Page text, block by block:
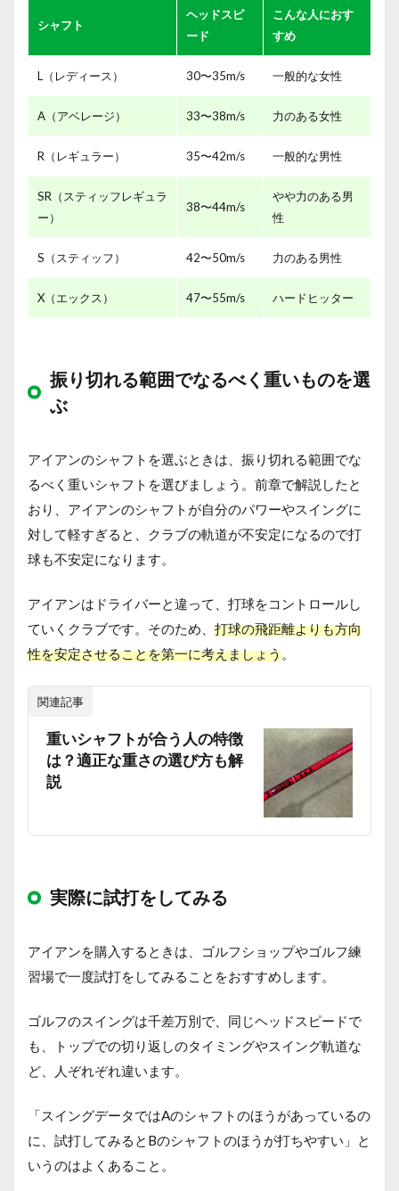
シャフト
ヘッドスピ
ード
こんな人におす
すめ
L（レディース） 30〜35m/s 一般的な女性
A（アベレージ） 33〜38m/s 力のある女性
R（レギュラー） 35〜42m/s 一般的な男性
SR（スティッフレギュラ
ー）
38〜44m/s
やや力のある男
性
S（スティッフ） 42〜50m/s 力のある男性
X（エックス） 47〜55m/s ハードヒッター
振り切れる範囲でなるべく重いものを選
ぶ
アイアンのシャフトを選ぶときは、振り切れる範囲でな
るべく重いシャフトを選びましょう。前章で解説したと
おり、アイアンのシャフトが自分のパワーやスイングに
対して軽すぎると、クラブの軌道が不安定になるので打
球も不安定になります。
アイアンはドライバーと違って、打球をコントロールし
ていくクラブです。そのため、 打球の飛距離よりも方向
性を安定させることを第一に考えましょう。
関連記事
重いシャフトが合う人の特徴
は？適正な重さの選び方も解
説
実際に試打をしてみる
アイアンを購入するときは、ゴルフショップやゴルフ練
習場で一度試打をしてみることをおすすめします。
ゴルフのスイングは千差万別で、同じヘッドスピードで
も、トップでの切り返しのタイミングやスイング軌道な
ど、人ぞれぞれ違います。
「スイングデータではAのシャフトのほうがあっているの
に、試打してみるとBのシャフトのほうが打ちやすい」と
いうのはよくあること。